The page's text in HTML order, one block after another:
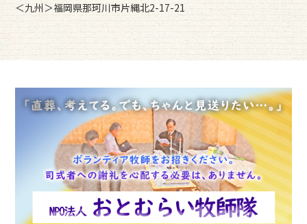
＜九州＞福岡県那珂川市片縄北2-17-21